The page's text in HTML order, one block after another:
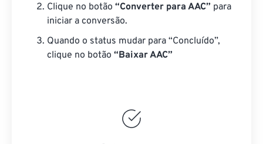
Clique no botão “Converter para AAC” para
iniciar a conversão.
Quando o status mudar para “Concluído”,
clique no botão “Baixar AAC”